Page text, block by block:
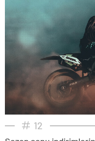
12